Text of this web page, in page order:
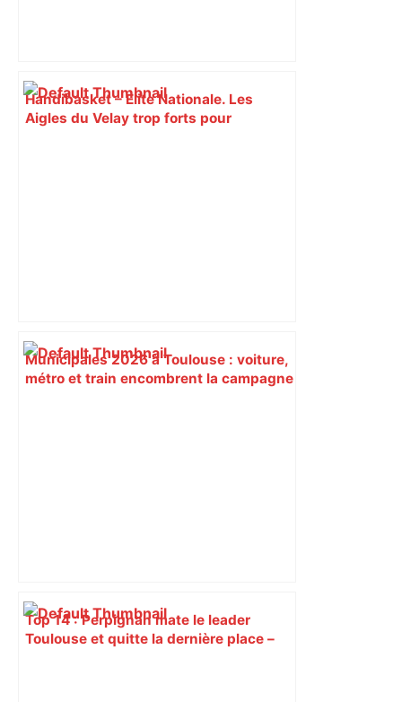
Handibasket – Elite Nationale. Les
Aigles du Velay trop forts pour
Municipales 2026 à Toulouse : voiture,
métro et train encombrent la campagne
Top 14 : Perpignan mate le leader
Toulouse et quitte la dernière place –